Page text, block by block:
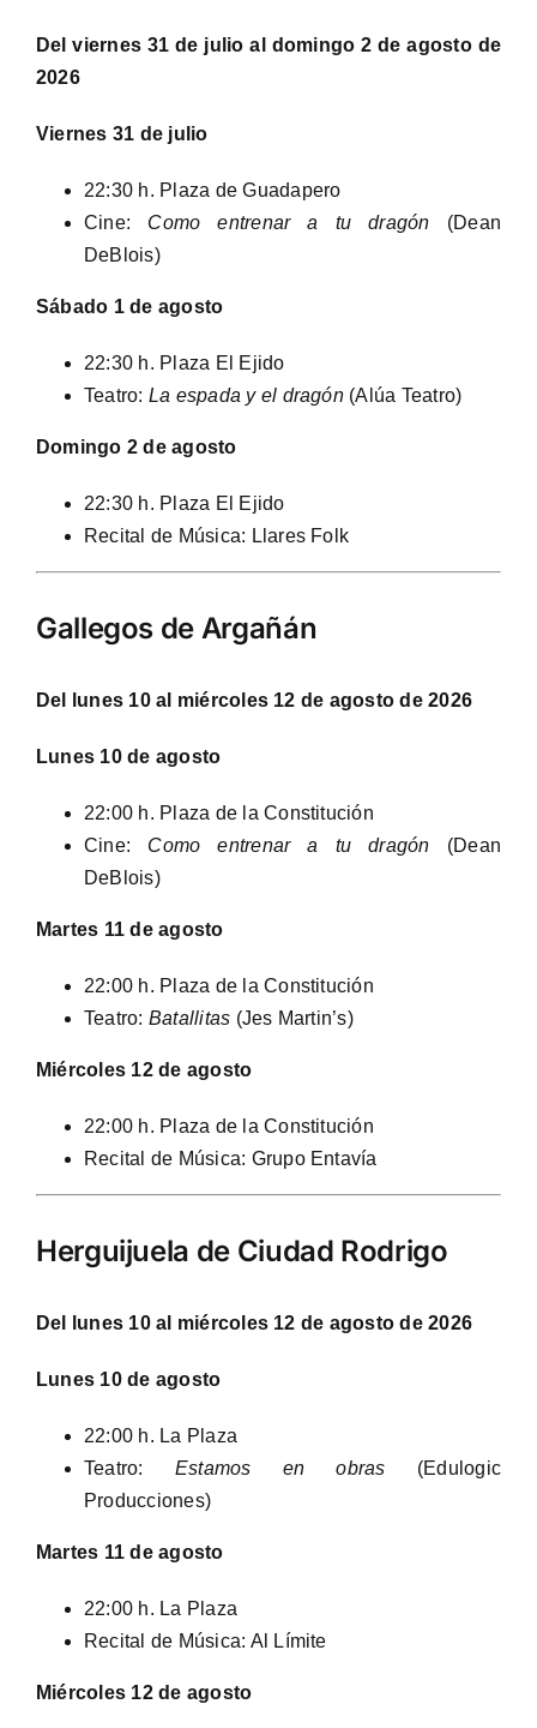
Del viernes 31 de julio al domingo 2 de agosto de
2026
Viernes 31 de julio
22:30 h. Plaza de Guadapero
Cine: Como entrenar a tu dragón (Dean
DeBlois)
Sábado 1 de agosto
22:30 h. Plaza El Ejido
Teatro: La espada y el dragón(Alúa Teatro)
Domingo 2 de agosto
22:30 h. Plaza El Ejido
Recital de Música: Llares Folk
Gallegos de Argañán
Del lunes 10 al miércoles 12 de agosto de 2026
Lunes 10 de agosto
22:00 h. Plaza de la Constitución
Cine: Como entrenar a tu dragón (Dean
DeBlois)
Martes 11 de agosto
22:00 h. Plaza de la Constitución
Teatro: Batallitas (Jes Martin’s)
Miércoles 12 de agosto
22:00 h. Plaza de la Constitución
Recital de Música: Grupo Entavía
Herguijuela de Ciudad Rodrigo
Del lunes 10 al miércoles 12 de agosto de 2026
Lunes 10 de agosto
22:00 h. La Plaza
Teatro: Estamos en obras (Edulogic
Producciones)
Martes 11 de agosto
22:00 h. La Plaza
Recital de Música: Al Límite
Miércoles 12 de agosto